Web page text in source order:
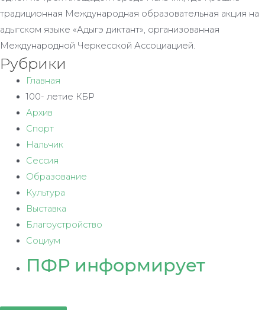
традиционная Международная образовательная акция на
адыгском языке «Адыгэ диктант», организованная
Международной Черкесской Ассоциацией.
Рубрики
Главная
100- летие КБР
Архив
Спорт
Нальчик
Сессия
Образование
Культура
Выставка
Благоустройство
Социум
ПФР информирует